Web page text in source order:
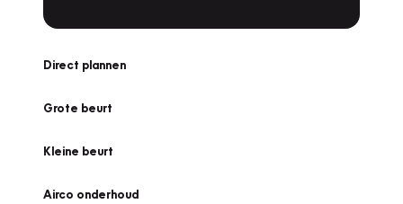
Direct plannen
Grote beurt
Kleine beurt
Airco onderhoud